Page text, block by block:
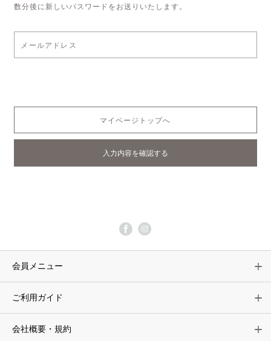
数分後に新しいパスワードをお送りいたします。
マイページトップへ
会員メニュー
ご利用ガイド
会社概要・規約